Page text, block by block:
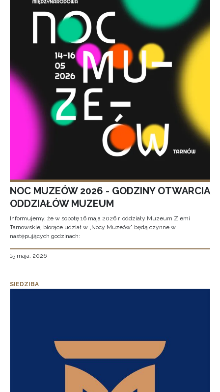
NOC MUZEÓW 2026 - GODZINY OTWARCIA
ODDZIAŁÓW MUZEUM
Informujemy, że w sobotę 16 maja 2026 r. oddziały Muzeum Ziemi
Tarnowskiej biorące udział w „Nocy Muzeów” będą czynne w
następujących godzinach:
15 maja, 2026
SIEDZIBA